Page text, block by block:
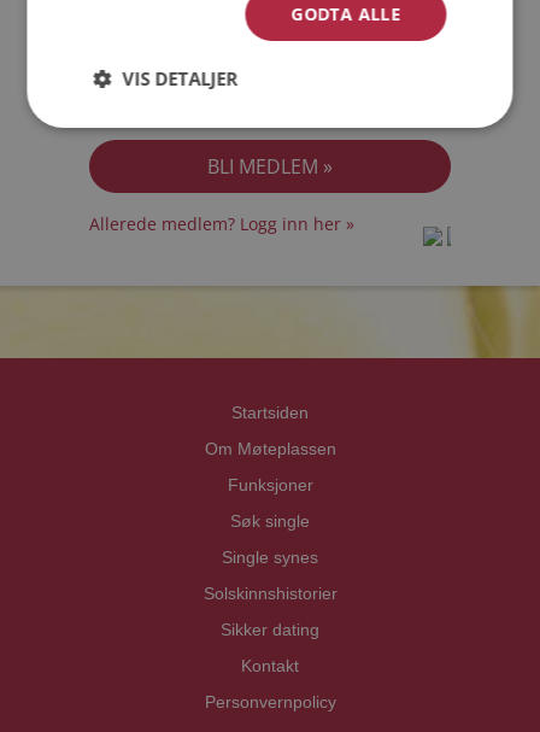
Jeg akseptererMedlemsvilkårene
Allerede medlem? Logg inn her »
Startsiden
Om Møteplassen
Funksjoner
Søk single
Single synes
Solskinnshistorier
Sikker dating
Kontakt
Personvernpolicy
GODTA ALLE
VIS DETALJER